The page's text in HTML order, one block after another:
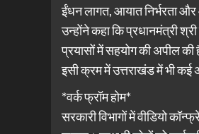
ईंधन लागत, आयात निर्भरता और
उन्होंने कहा कि प्रधानमंत्री
प्रयासों में सहयोग की अपील
इसी क्रम में उत्तराखंड में भी कई
*वर्क फ्रॉम होम*
सरकारी विभागों में वीडियो